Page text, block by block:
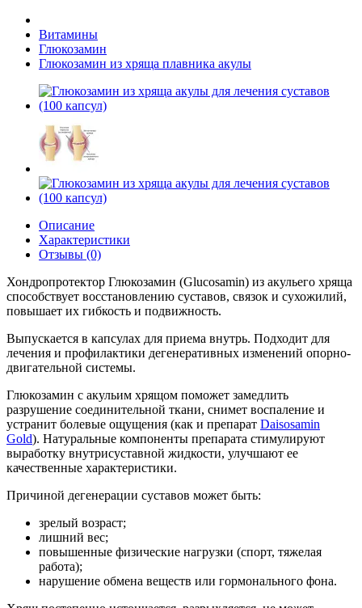
Витамины
Глюкозамин
Глюкозамин из хряща плавника акулы
Описание
Характеристики
Отзывы (0)
Хондропротектор Глюкозамин (Glucosamin) из акульего хряща
способствует восстановлению суставов, связок и сухожилий,
повышает их гибкость и подвижность.
Выпускается в капсулах для приема внутрь. Подходит для
лечения и профилактики дегенеративных изменений опорно-
двигательной системы.
Глюкозамин с акульим хрящом поможет замедлить
разрушение соединительной ткани, снимет воспаление и
устранит болевые ощущения (как и препарат Daisosamin
Gold). Натуральные компоненты препарата стимулируют
выработку внутрисуставной жидкости, улучшают ее
качественные характеристики.
Причиной дегенерации суставов может быть:
зрелый возраст;
лишний вес;
повышенные физические нагрузки (спорт, тяжелая
работа);
нарушение обмена веществ или гормонального фона.